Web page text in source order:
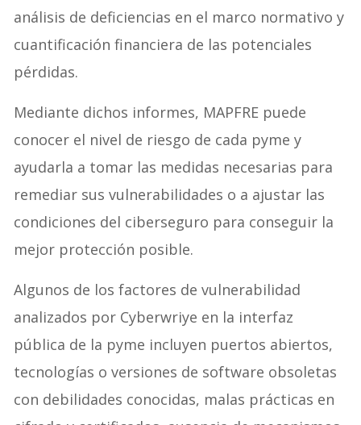
análisis de deficiencias en el marco normativo y
cuantificación financiera de las potenciales
pérdidas.
Mediante dichos informes, MAPFRE puede
conocer el nivel de riesgo de cada pyme y
ayudarla a tomar las medidas necesarias para
remediar sus vulnerabilidades o a ajustar las
condiciones del ciberseguro para conseguir la
mejor protección posible.
Algunos de los factores de vulnerabilidad
analizados por Cyberwriye en la interfaz
pública de la pyme incluyen puertos abiertos,
tecnologías o versiones de software obsoletas
con debilidades conocidas, malas prácticas en